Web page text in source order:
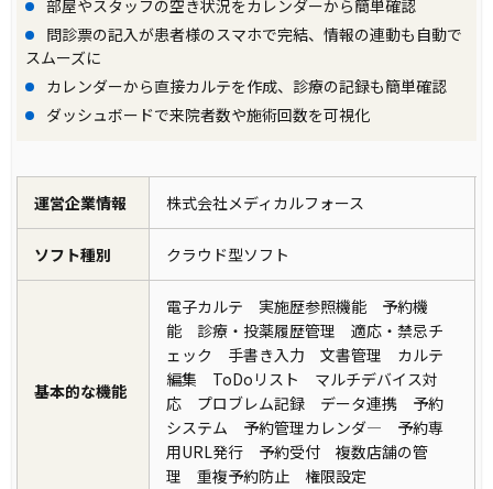
部屋やスタッフの空き状況をカレンダーから簡単確認
問診票の記入が患者様のスマホで完結、情報の連動も自動で
スムーズに
カレンダーから直接カルテを作成、診療の記録も簡単確認
ダッシュボードで来院者数や施術回数を可視化
運営企業情報 株式会社メディカルフォース
ソフト種別 クラウド型ソフト
基本的な機能
電子カルテ 実施歴参照機能 予約機
能 診療・投薬履歴管理 適応・禁忌チ
ェック 手書き入力 文書管理 カルテ
編集 ToDoリスト マルチデバイス対
応 プロブレム記録 データ連携 予約
システム 予約管理カレンダ― 予約専
用URL発行 予約受付 複数店舗の管
理 重複予約防止 権限設定